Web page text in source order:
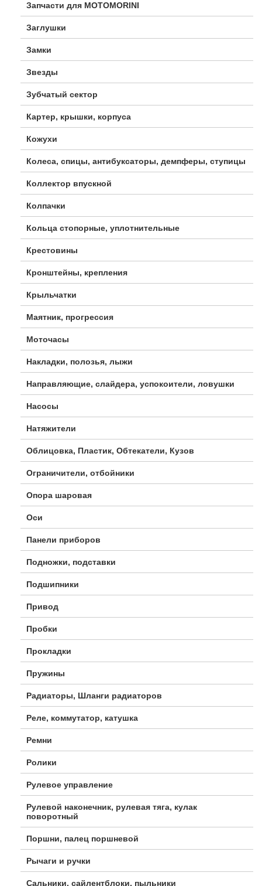
Запчасти для MOTOMORINI
Заглушки
Замки
Звезды
Зубчатый сектор
Картер, крышки, корпуса
Кожухи
Колеса, спицы, антибуксаторы, демпферы, ступицы
Коллектор впускной
Колпачки
Кольца стопорные, уплотнительные
Крестовины
Кронштейны, крепления
Крыльчатки
Маятник, прогрессия
Моточасы
Накладки, полозья, лыжи
Направляющие, слайдера, успокоители, ловушки
Насосы
Натяжители
Облицовка, Пластик, Обтекатели, Кузов
Ограничители, отбойники
Опора шаровая
Оси
Панели приборов
Подножки, подставки
Подшипники
Привод
Пробки
Прокладки
Пружины
Радиаторы, Шланги радиаторов
Реле, коммутатор, катушка
Ремни
Ролики
Рулевое управление
Рулевой наконечник, рулевая тяга, кулак
поворотный
Поршни, палец поршневой
Рычаги и ручки
Сальники, сайлентблоки, пыльники